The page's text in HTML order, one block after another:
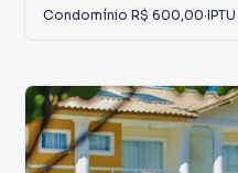
Condomínio R$ 600,00·IPTU